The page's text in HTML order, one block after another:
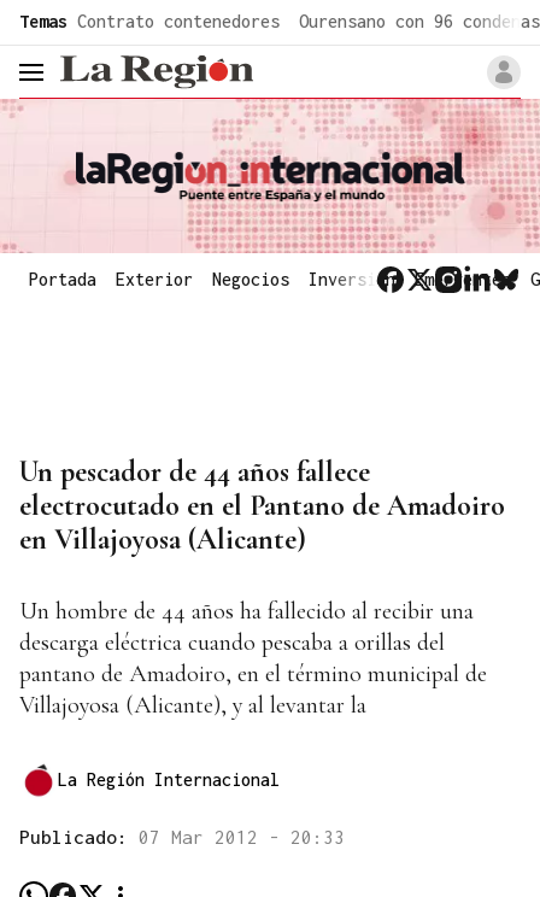
Temas Contrato contenedores Ourensano con 96 condenas
header.menu.open
Portada Exterior Negocios Inversión Emergentes
Un pescador de 44 años fallece
electrocutado en el Pantano de Amadoiro
en Villajoyosa (Alicante)
Un hombre de 44 años ha fallecido al recibir una
descarga eléctrica cuando pescaba a orillas del
pantano de Amadoiro, en el término municipal de
Villajoyosa (Alicante), y al levantar la
La Región Internacional
Publicado: 07 Mar 2012 - 20:33